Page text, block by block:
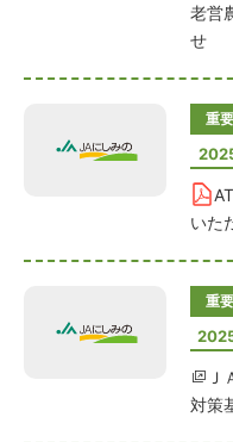
老営
せ
重
いた
重
対策